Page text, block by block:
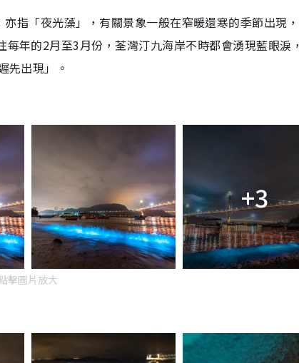
指「夜光藻」，有關景象一般在窄暖還寒的季節出現
年的2月至3月份，荃灣汀九海岸不時都會湧現藍眼淚
先出現」。
+3
擊圖片放大